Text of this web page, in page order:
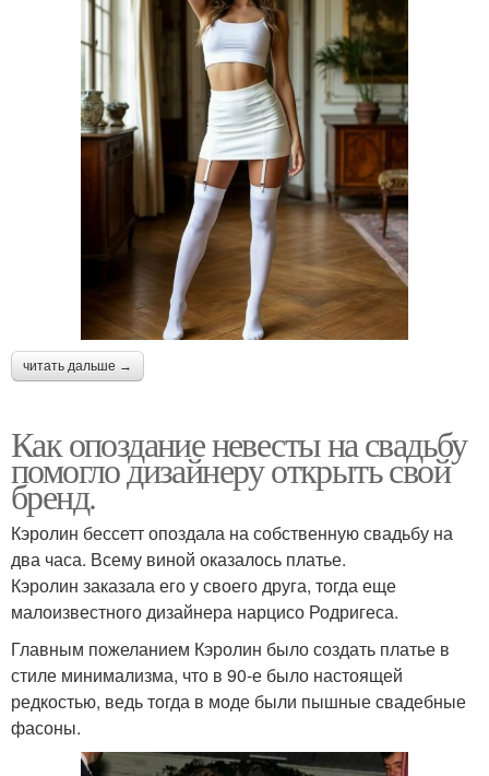
читать дальше →
Как опоздание невесты на свадьбу
помогло дизайнеру открыть свой
бренд.
Кэролин бессетт опоздала на собственную свадьбу на
два часа. Всему виной оказалось платье.
Кэролин заказала его у своего друга, тогда еще
малоизвестного дизайнера нарцисо Родригеса.
Главным пожеланием Кэролин было создать платье в
стиле минимализма, что в 90-е было настоящей
редкостью, ведь тогда в моде были пышные свадебные
фасоны.